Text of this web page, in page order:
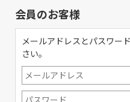
会員のお客様
メールアドレスとパスワー
さい。